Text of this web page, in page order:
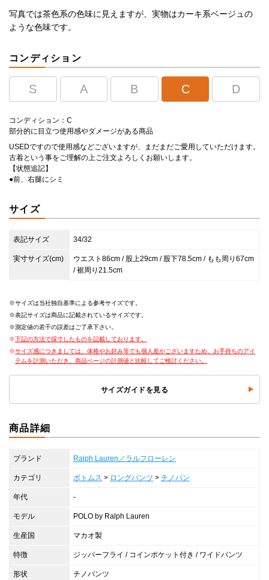
写真では茶色系の色味に見えますが、実物はカーキ系ベージュの
ような色味です。
コンディション
S A B C D
コンディション：C
部分的に目立つ使用感やダメージがある商品
USEDですので使用感などございますが、まだまだご愛用していただけます。
古着という事をご理解の上ご注文よろしくお願いします。
【状態追記】
●前、右腿にシミ
サイズ
表記サイズ 34/32
実寸サイズ(cm)
ウエスト86cm / 股上29cm / 股下78.5cm / もも周り67cm
/ 裾周り21.5cm
サイズは当社独自基準による参考サイズです。
表記サイズは商品に記載されているサイズです。
測定値の若干の誤差はご了承下さい。
下記の方法で採寸したものを記載しております。
サイズ感につきましては、体格やお好み等でも個人差がございますため、お手持ちのアイ
テムを計測いただき、商品ページの計測値と比較してご検討ください。
サイズガイドを見る
商品詳細
ブランド Ralph Lauren／ラルフローレン
カテゴリ ボトムス > ロングパンツ > チノパン
年代 -
モデル POLO by Ralph Lauren
生産国 マカオ製
特徴 ジッパーフライ / コインポケット付き / ワイドパンツ
形状 チノパンツ